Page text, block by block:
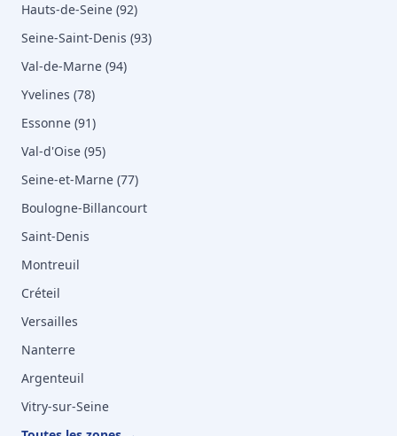
Hauts-de-Seine (92)
Seine-Saint-Denis (93)
Val-de-Marne (94)
Yvelines (78)
Essonne (91)
Val-d'Oise (95)
Seine-et-Marne (77)
Boulogne-Billancourt
Saint-Denis
Montreuil
Créteil
Versailles
Nanterre
Argenteuil
Vitry-sur-Seine